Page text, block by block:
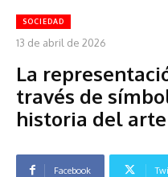
SOCIEDAD
13 de abril de 2026
La
través de
historia del arte
Facebook